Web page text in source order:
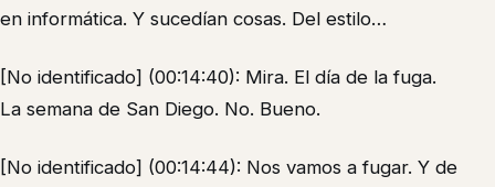
en informática. Y sucedían cosas. Del estilo…
[No identificado] (00:14:40): Mira. El día de la fuga.
La semana de San Diego. No. Bueno.
[No identificado] (00:14:44): Nos vamos a fugar. Y de